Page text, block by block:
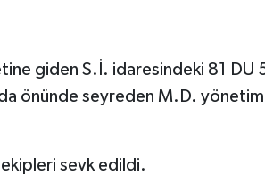
giden S.İ. idaresindeki 81 DU
önünde seyreden M.D.
sevk edildi.